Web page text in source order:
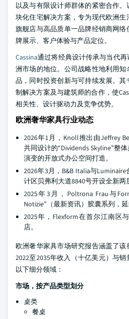
以及与有限设计师群体的紧密合作
块化住宅解决方案，专为现代欧洲
旗舰店与高品质单一品牌经销商网
牌展示、客户体验与产品定位。
Cassina通过将经典设计传承与当代
洲市场的地位。公司战略性地利用
品，同时投资创新与可持续发展。
制解决方案及与建筑师的合作，使
相关性、设计驱动力及竞争优势。
欧洲奢华家具行业动态
2026年1月，Knoll推出由Jeffrey
共同设计的“Dividends Skyline”整
演变的开放式办公空间打造。
2026年3月，B&B Italia与
计区贝弗利大道8840号开设全新两
2025年3月，Poltrona Frau与
Notizie”（最新资讯）胶囊系列，
2025年，Flexform在首尔江南区
店。
欧洲奢华家具市场研究报告涵盖了
2022至2035年收入（十亿美元）与
以下细分领域：
市场，按产品类型划分
桌类
餐桌